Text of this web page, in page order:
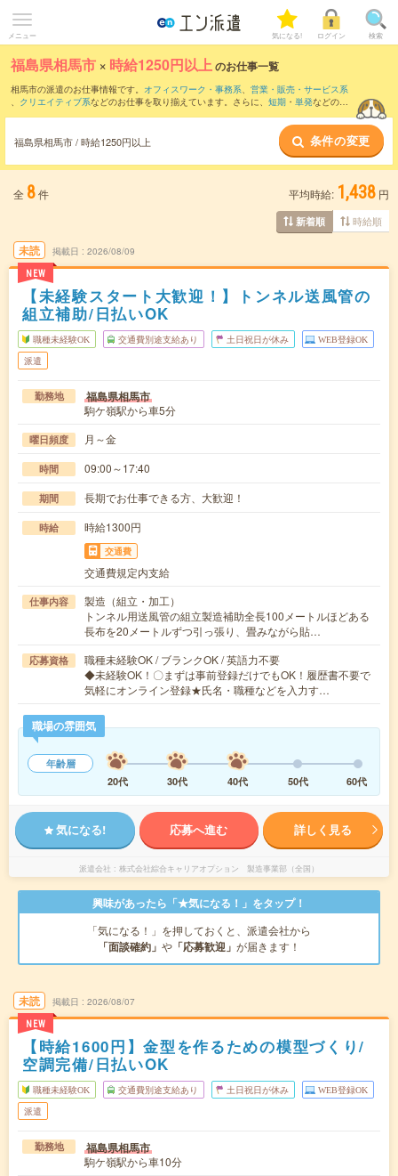
メニュー 気になる! ログイン 検索
福島県相馬市 × 時給1250円以上のお仕事一覧
相馬市の派遣のお仕事情報です。 オフィスワーク・事務系、 営業・販売・サービス系
、 クリエイティブ系などのお仕事を取り揃えています。さらに、 短期 ・ 単発などの期
福島県相馬市 / 時給1250円以上 条件の変更
全 8件 平均時給: 1,438 円
新着順 時給順
未読
NEW
掲載日 2026/08/09
【未経験スタート大歓迎！】トンネル送風管の
組立補助/日払いOK
職種未経験OK 交通費別途支給あり 土日祝日が休み WEB登録OK
派遣
勤務地 福島県相馬市
駒ケ嶺駅から車5分
曜日頻度 月～金
時間 09:00～17:40
期間 長期でお仕事できる方、大歓迎！
時給 時給1300円
交通費
交通費規定内支給
仕事内容
製造（組立・加工）
トンネル用送風管の組立製造補助全長100メートルほどある
長布を20メートルずつ引っ張り、畳みながら貼…
応募資格
職種未経験OK / ブランクOK / 英語力不要
◆未経験OK！〇まずは事前登録だけでもOK！履歴書不要で
気軽にオンライン登録★氏名・職種などを入力す…
職場の雰囲気
年齢層
20代
30代 40代 50代 60代
気になる! 応募へ進む 詳しく見る
派遣会社 株式会社綜合キャリアオプション 製造事業部（全国）
興味があったら「★気になる！」をタップ！
「気になる！」を押しておくと、派遣会社から
「面談確約」 や 「応募歓迎」 が届きます！
未読
NEW
掲載日 2026/08/07
【時給1600円】金型を作るための模型づくり/
空調完備/日払いOK
職種未経験OK 交通費別途支給あり 土日祝日が休み WEB登録OK
派遣
勤務地 福島県相馬市
駒ケ嶺駅から車10分